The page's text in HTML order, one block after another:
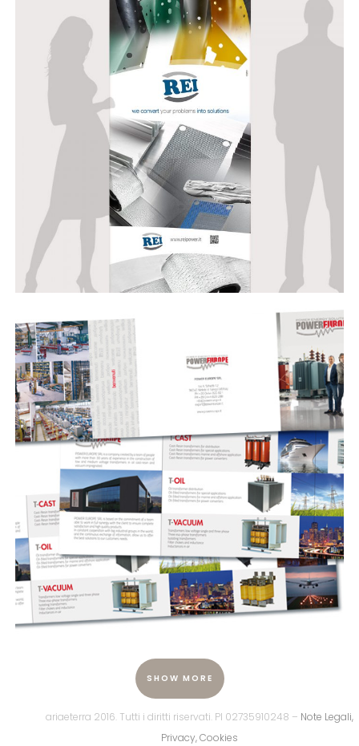
REI Advanced Materials – rollup
Power Europe – pieghevole aziendale
SHOW MORE
ariaeterra 2016. Tutti i diritti riservati. PI 02735910248 – Note Legali,
Privacy, Cookies